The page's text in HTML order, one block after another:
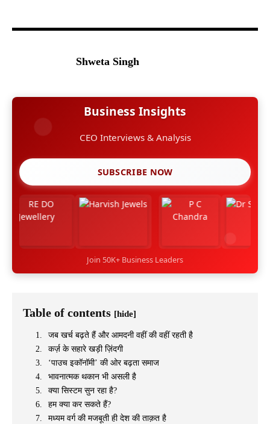
Shweta Singh
Business Insights
CEO Interviews & Analysis
SUBSCRIBE NOW
Join 50K+ Business Leaders
Table of contents [hide]
जब खर्च बढ़ते हैं और आमदनी वहीं की वहीं रहती है
कर्ज़ के सहारे खड़ी ज़िंदगी
‘पाउच इकॉनॉमी’ की ओर बढ़ता समाज
भावनात्मक थकान भी असली है
क्या सिस्टम सुन रहा है?
हम क्या कर सकते हैं?
मध्यम वर्ग की मजबूती ही देश की ताक़त है